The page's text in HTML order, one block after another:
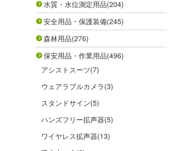
水質・水位測定用品(204)
安全用品・保護装備(245)
森林用品(276)
保安用品・作業用品(496)
アシストスーツ(7)
ウェアラブルカメラ(3)
スタンドサイン(5)
ハンズフリー拡声器(5)
ワイヤレス拡声器(13)